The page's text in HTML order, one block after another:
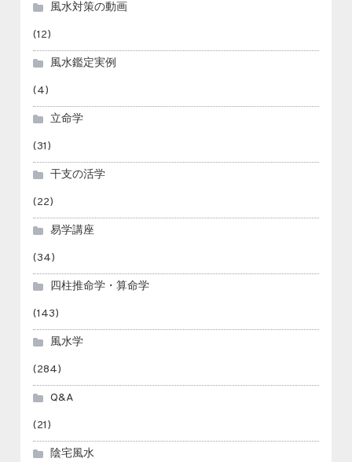
風水対策の動画
(12)
風水鑑定実例
(4)
立命学
(31)
干支の活学
(22)
易学講座
(34)
四柱推命学・算命学
(143)
風水学
(284)
Q&A
(21)
陰宅風水